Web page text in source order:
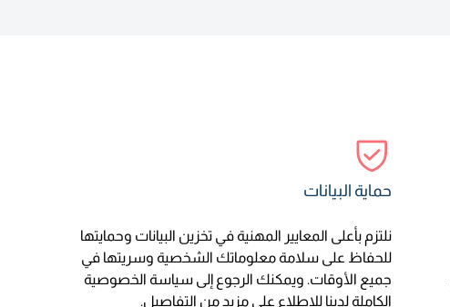
حماية البيانات
نلتزم بأعلى المعايير المهنية في تخزين البيانات وحمايتها
للحفاظ على سلامة معلوماتك الشخصية وسريتها في
جميع الأوقات. ويمكنك الرجوع إلى سياسة الخصوصية
الكاملة لدينا للاطلاع على مزيد من التفاصيل.